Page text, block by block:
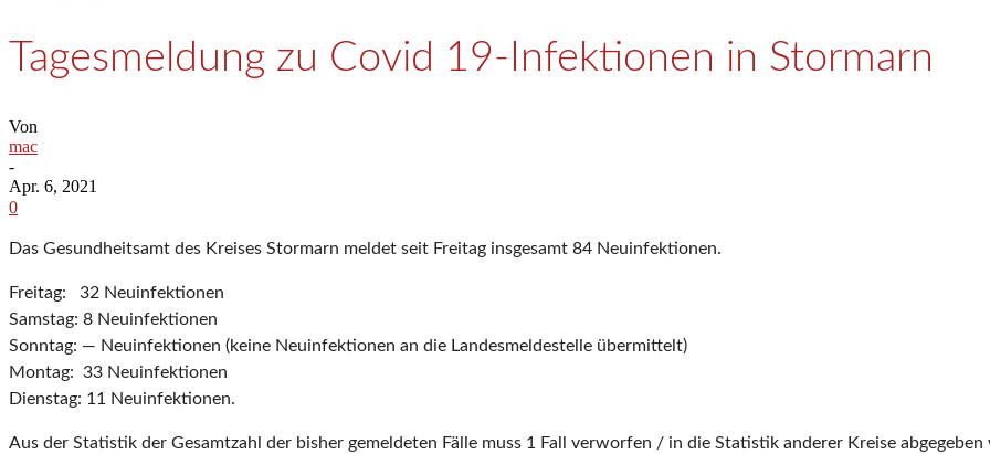
Tagesmeldung zu Covid 19-Infektionen in Stormarn
Von
mac
-
Apr. 6, 2021
0
Das Gesundheitsamt des Kreises Stormarn meldet seit Freitag insgesamt 84 Neuinfektionen.
Freitag: 32 Neuinfektionen
Samstag: 8 Neuinfektionen
Sonntag: — Neuinfektionen (keine Neuinfektionen an die Landesmeldestelle übermittelt)
Montag: 33 Neuinfektionen
Dienstag: 11 Neuinfektionen.
Aus der Statistik der Gesamtzahl der bisher gemeldeten Fälle muss 1 Fall verworfen / in die Statistik anderer Kreise abgegeben